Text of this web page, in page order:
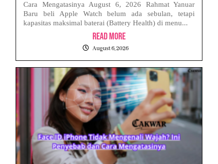
Cara Mengatasinya August 6, 2026 Rahmat Yanuar
Baru beli Apple Watch belum ada sebulan, tetapi
kapasitas maksimal baterai (Battery Health) di menu...
Read More
August 6, 2026